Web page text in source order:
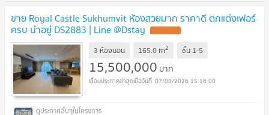
ขาย Royal Castle Sukhumvit ห้องสวยมาก ราคาดี ตกแต่งเฟอร์
ครบ น่าอยู่ DS2883 | Line @Dstay
3 ห้องนอน 165.0 m2 ชั้น 1-5
15,500,000 บาท
07/08/2026 15:16:00